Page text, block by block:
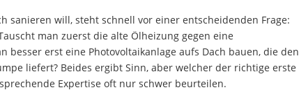
sanieren will, steht schnell vor einer entscheidenden Frage:
man zuerst die alte Ölheizung gegen eine
besser erst eine Photovoltaikanlage aufs Dach bauen, die den
liefert? Beides ergibt Sinn, aber welcher der richtige erste
Expertise oft nur schwer beurteilen.